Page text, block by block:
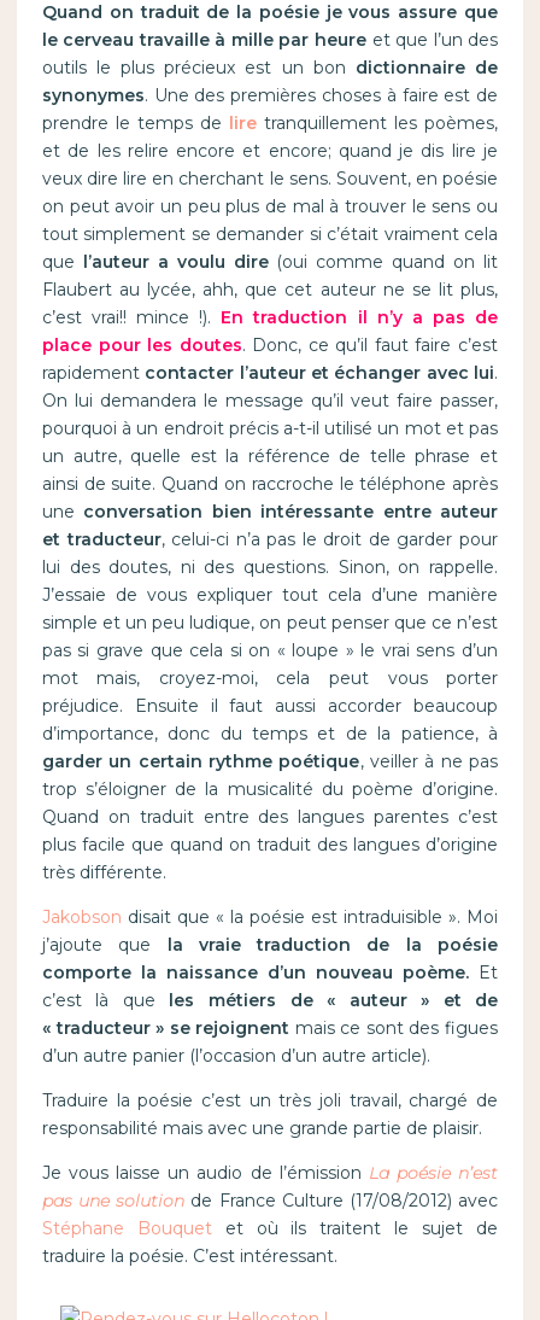
Quand on traduit de la poésie je vous assure que
le cerveau travaille à mille par heure et que l’un des
outils le plus précieux est un bon dictionnaire de
synonymes. Une des premières choses à faire est de
prendre le temps de lire tranquillement les poèmes,
et de les relire encore et encore; quand je dis lire je
veux dire lire en cherchant le sens. Souvent, en poésie
on peut avoir un peu plus de mal à trouver le sens ou
tout simplement se demander si c’était vraiment cela
que l’auteur a voulu dire(oui comme quand on lit
Flaubert au lycée, ahh, que cet auteur ne se lit plus,
c’est vrai!! mince !). En traduction il n’y a pas de
place pour les doutes. Donc, ce qu’il faut faire c’est
rapidement contacter l’auteur et échanger avec lui.
On lui demandera le message qu’il veut faire passer,
pourquoi à un endroit précis a-t-il utilisé un mot et pas
un autre, quelle est la référence de telle phrase et
ainsi de suite. Quand on raccroche le téléphone après
une conversation bien intéressante entre auteur
et traducteur, celui-ci n’a pas le droit de garder pour
lui des doutes, ni des questions. Sinon, on rappelle.
J’essaie de vous expliquer tout cela d’une manière
simple et un peu ludique, on peut penser que ce n’est
pas si grave que cela si on « loupe » le vrai sens d’un
mot mais, croyez-moi, cela peut vous porter
préjudice. Ensuite il faut aussi accorder beaucoup
d’importance, donc du temps et de la patience, à
garder un certain rythme poétique, veiller à ne pas
trop s’éloigner de la musicalité du poème d’origine.
Quand on traduit entre des langues parentes c’est
plus facile que quand on traduit des langues d’origine
très différente.
Jakobson disait que « la poésie est intraduisible ». Moi
j’ajoute que la vraie traduction de la poésie
comporte la naissance d’un nouveau poème. Et
c’est là que les métiers de « auteur » et de
« traducteur » se rejoignent mais ce sont des figues
d’un autre panier (l’occasion d’un autre article).
Traduire la poésie c’est un très joli travail, chargé de
responsabilité mais avec une grande partie de plaisir.
Je vous laisse un audio de l’émission La poésie n’est
pas une solution de France Culture (17/08/2012) avec
Stéphane Bouquetet où ils traitent le sujet de
traduire la poésie. C’est intéressant.